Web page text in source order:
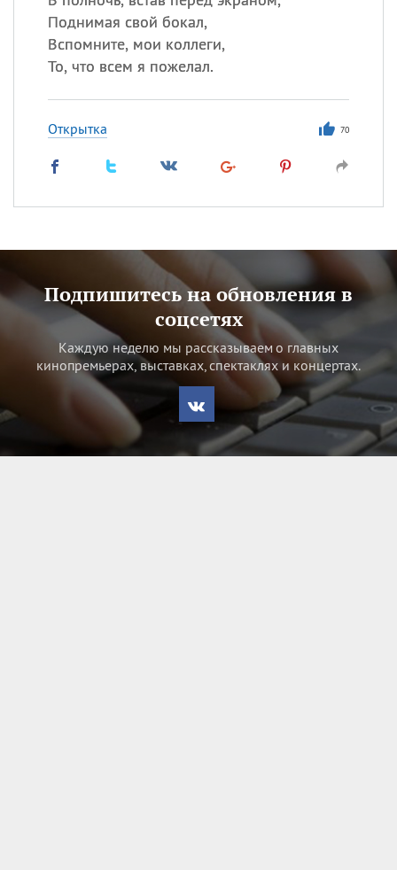
Поднимая свой бокал,
Вспомните, мои коллеги,
То, что всем я пожелал.
Открытка 70
Подпишитесь на обновления в
соцсетях
Каждую неделю мы рассказываем о главных
кинопремьерах, выставках, спектаклях и концертах.